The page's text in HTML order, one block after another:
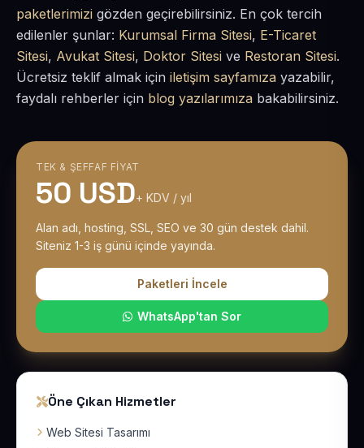
paketlerimizi gözden geçirebilirsiniz. En çok tercih
edilenler şunlar: Kurumsal Firma Sitesi, E-Ticaret
Sitesi, Avukat Sitesi, Doktor Sitesi ve Restoran Sitesi.
Ücretsiz teklif almak için iletişim sayfamıza yazabilir,
faydalı rehberler için blog yazılarımıza bakabilirsiniz.
TEK & ŞEFFAF FIYAT
50 USD+ KDV / yıl
Alan adı, hosting, SSL, SEO ve 30 gün destek dahil.
Siteniz 1-3 iş günü içinde yayında.
Paketleri İncele
WhatsApp'tan Sor
Öne Çıkan Hizmetler
Web Sitesi Tasarımı